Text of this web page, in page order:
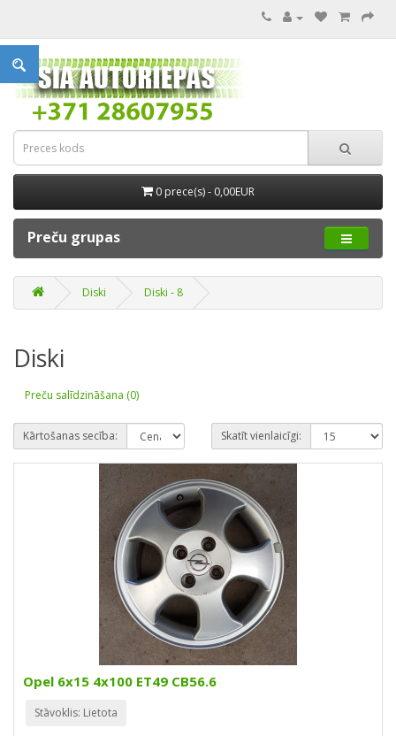
0 prece(s) - 0,00EUR
Preču grupas
Diski Diski - 8
Diski
Preču salīdzināšana (0)
Kārtošanas secība: Skatīt vienlaicīgi:
Opel 6x15 4x100 ET49 CB56.6
Stāvoklis: Lietota